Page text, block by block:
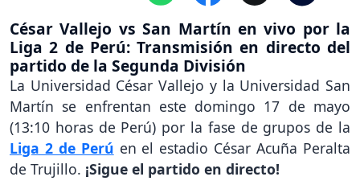
César Vallejo vs San Martín en vivo por la
Liga 2 de Perú: Transmisión en directo del
partido de la Segunda División
La Universidad César Vallejo y la Universidad San
Martín se enfrentan este domingo 17 de mayo
(13:10 horas de Perú) por la fase de grupos de la
Liga 2 de Perú en el estadio César Acuña Peralta
de Trujillo. ¡Sigue el partido en directo!